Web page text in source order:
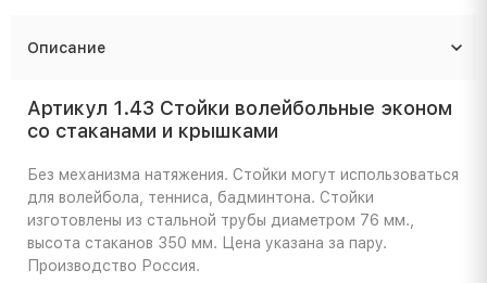
Описание
Артикул 1.43 Стойки волейбольные эконом
со стаканами и крышками
Без механизма натяжения. Стойки могут использоваться
для волейбола, тенниса, бадминтона. Стойки
изготовлены из стальной трубы диаметром 76 мм.,
высота стаканов 350 мм. Цена указана за пару.
Производство Россия.